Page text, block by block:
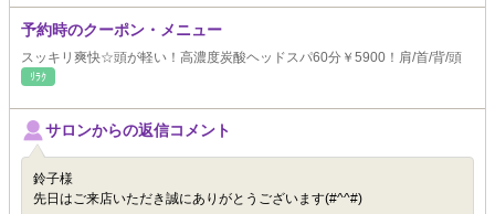
予約時のクーポン・メニュー
スッキリ爽快☆頭が軽い！高濃度炭酸ヘッドスパ60分￥5900！肩/首/背/頭
ﾘﾗｸ
サロンからの返信コメント
鈴子様
先日はご来店いただき誠にありがとうございます(#^^#)